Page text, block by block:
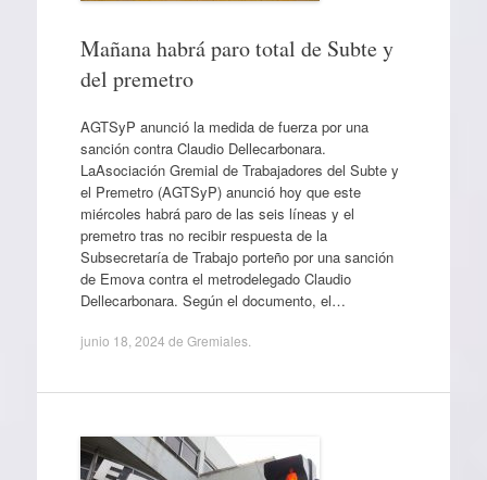
Mañana habrá paro total de Subte y
del premetro
AGTSyP anunció la medida de fuerza por una
sanción contra Claudio Dellecarbonara.
LaAsociación Gremial de Trabajadores del Subte y
el Premetro (AGTSyP) anunció hoy que este
miércoles habrá paro de las seis líneas y el
premetro tras no recibir respuesta de la
Subsecretaría de Trabajo porteño por una sanción
de Emova contra el metrodelegado Claudio
Dellecarbonara. Según el documento, el…
junio 18, 2024 de Gremiales.